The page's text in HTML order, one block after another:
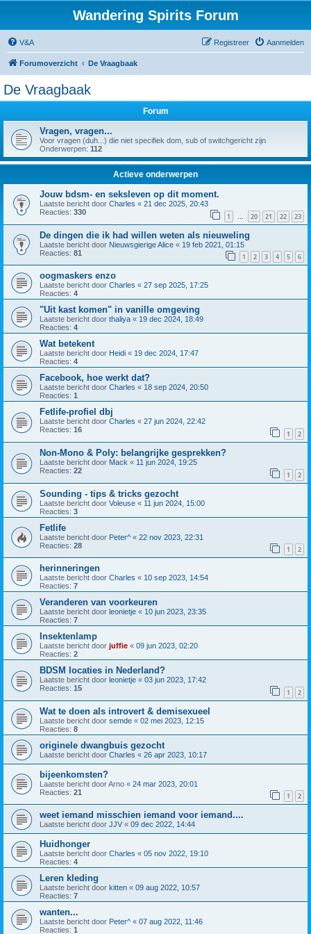
Wandering Spirits Forum
V&A Aanmelden
Registreer
Forumoverzicht De Vraagbaak
De Vraagbaak
Forum
Vragen, vragen...
Voor vragen (duh...) die niet specifiek dom, sub of switchgericht zijn
Onderwerpen: 112
Actieve onderwerpen
Jouw bdsm- en seksleven op dit moment.
Laatste bericht door Charles « 21 dec 2025, 20:43
Reacties: 330 1 … 20 21 22 23
De dingen die ik had willen weten als nieuweling
Laatste bericht door Nieuwsgierige Alice « 19 feb 2021, 01:15
Reacties: 81 1 2 3 4 5 6
oogmaskers enzo
Laatste bericht door Charles « 27 sep 2025, 17:25
Reacties: 4
"Uit kast komen" in vanille omgeving
Laatste bericht door thaliya « 19 dec 2024, 18:49
Reacties: 4
Wat betekent
Laatste bericht door Heidi « 19 dec 2024, 17:47
Reacties: 4
Facebook, hoe werkt dat?
Laatste bericht door Charles « 18 sep 2024, 20:50
Reacties: 1
Fetlife-profiel dbj
Laatste bericht door Charles « 27 jun 2024, 22:42
Reacties: 16 1 2
Non-Mono & Poly: belangrijke gesprekken?
Laatste bericht door Mack « 11 jun 2024, 19:25
Reacties: 22 1 2
Sounding - tips & tricks gezocht
Laatste bericht door Voleuse « 11 jun 2024, 15:00
Reacties: 3
Fetlife
Laatste bericht door Peter^ « 22 nov 2023, 22:31
Reacties: 28 1 2
herinneringen
Laatste bericht door Charles « 10 sep 2023, 14:54
Reacties: 7
Veranderen van voorkeuren
Laatste bericht door leonietje « 10 jun 2023, 23:35
Reacties: 7
Insektenlamp
Laatste bericht door juffie « 09 jun 2023, 02:20
Reacties: 2
BDSM locaties in Nederland?
Laatste bericht door leonietje « 03 jun 2023, 17:42
Reacties: 15 1 2
Wat te doen als introvert & demisexueel
Laatste bericht door semde « 02 mei 2023, 12:15
Reacties: 8
originele dwangbuis gezocht
Laatste bericht door Charles « 26 apr 2023, 10:17
bijeenkomsten?
Laatste bericht doorArno « 24 mar 2023, 20:01
Reacties: 21 1 2
weet iemand misschien iemand voor iemand....
Laatste bericht door JJV « 09 dec 2022, 14:44
Huidhonger
Laatste bericht door Charles « 05 nov 2022, 19:10
Reacties: 4
Leren kleding
Laatste bericht door kitten « 09 aug 2022, 10:57
Reacties: 7
wanten...
Laatste bericht door Peter^ « 07 aug 2022, 11:46
Reacties: 1